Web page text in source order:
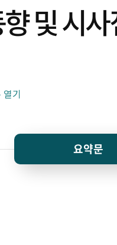
및 시
열기
요약문